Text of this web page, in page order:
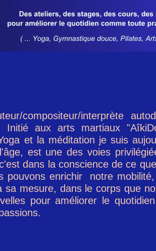
compositeur/interprète
Initié aux arts martiaux
et la méditation je suis
est une des voies
dans la conscience de ce
pouvons enrichir notre
sa mesure, dans le corps que
pour améliorer le